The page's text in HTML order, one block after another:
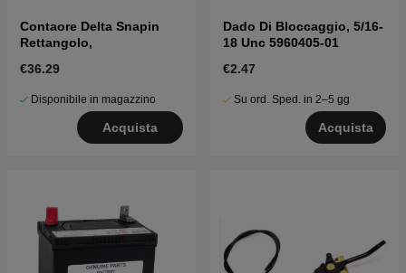
Contaore Delta Snapin
Rettangolo,
€36.29
Disponibile in magazzino
Acquista
Dado Di Bloccaggio, 5/16-
18 Unc 5960405-01
€2.47
Su ord. Sped. in 2–5 gg
Acquista